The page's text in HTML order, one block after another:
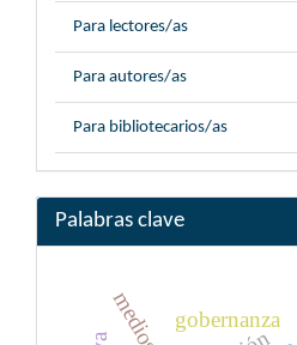
Para lectores/as
Para autores/as
Para bibliotecarios/as
Palabras clave
gobernanza